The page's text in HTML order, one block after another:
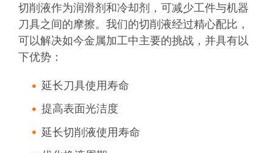
切削液作为润滑剂和冷却剂，可减少工件与机器
刀具之间的摩擦。我们的切削液经过精心配比，
可以解决如今金属加工中主要的挑战，并具有以
下优势：
延长刀具使用寿命
提高表面光洁度
延长切削液使用寿命